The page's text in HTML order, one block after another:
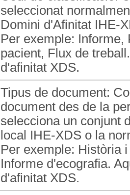
seleccionat
Domini d'Afinitat IHE-
Per exemple:
pacient, Flux de
d'afinitat XDS.
Tipus de document:
document des de la
selecciona un conjunt
local IHE-XDS o la
Per exemple: Història
Informe d'ecografia.
d'afinitat XDS.